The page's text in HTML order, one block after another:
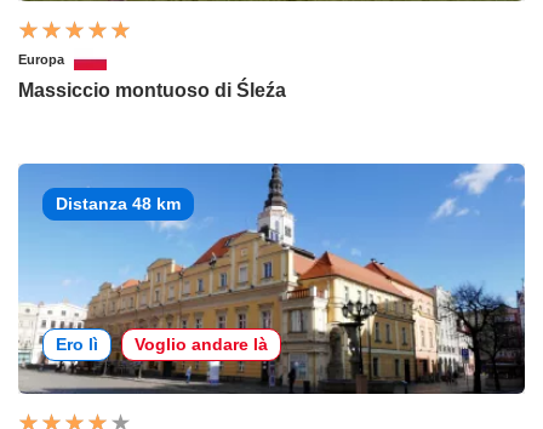
Europa
Massiccio montuoso di Śleźa
Distanza 48 km
Ero lì Voglio andare là